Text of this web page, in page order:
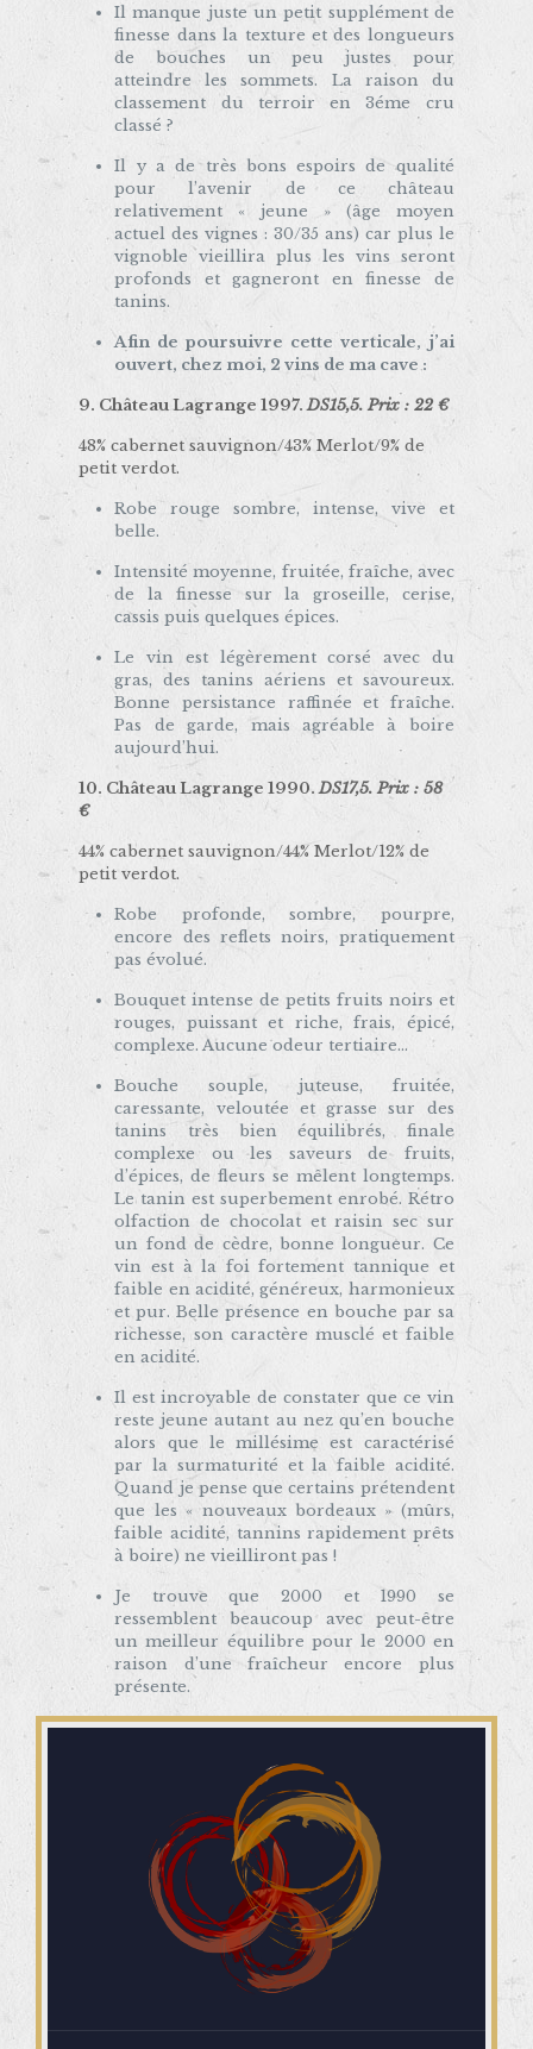
Il manque juste un petit supplément de
finesse dans la texture et des longueurs
de bouches un peu justes pour
atteindre les sommets. La raison du
classement du terroir en 3éme cru
classé ?
Il y a de très bons espoirs de qualité
pour l’avenir de ce château
relativement « jeune » (âge moyen
actuel des vignes : 30/35 ans) car plus le
vignoble vieillira plus les vins seront
profonds et gagneront en finesse de
tanins.
Afin de poursuivre cette verticale, j’ai
ouvert, chez moi, 2 vins de ma cave :
9. Château Lagrange 1997.DS15,5. Prix : 22 €
48% cabernet sauvignon/43% Merlot/9% de
petit verdot.
Robe rouge sombre, intense, vive et
belle.
Intensité moyenne, fruitée, fraîche, avec
de la finesse sur la groseille, cerise,
cassis puis quelques épices.
Le vin est légèrement corsé avec du
gras, des tanins aériens et savoureux.
Bonne persistance raffinée et fraîche.
Pas de garde, mais agréable à boire
aujourd’hui.
10. Château Lagrange 1990.DS17,5. Prix : 58
€
44% cabernet sauvignon/44% Merlot/12% de
petit verdot.
Robe profonde, sombre, pourpre,
encore des reflets noirs, pratiquement
pas évolué.
Bouquet intense de petits fruits noirs et
rouges, puissant et riche, frais, épicé,
complexe. Aucune odeur tertiaire…
Bouche souple, juteuse, fruitée,
caressante, veloutée et grasse sur des
tanins très bien équilibrés, finale
complexe ou les saveurs de fruits,
d’épices, de fleurs se mêlent longtemps.
Le tanin est superbement enrobé. Rétro
olfaction de chocolat et raisin sec sur
un fond de cèdre, bonne longueur. Ce
vin est à la foi fortement tannique et
faible en acidité, généreux, harmonieux
et pur. Belle présence en bouche par sa
richesse, son caractère musclé et faible
en acidité.
Il est incroyable de constater que ce vin
reste jeune autant au nez qu’en bouche
alors que le millésime est caractérisé
par la surmaturité et la faible acidité.
Quand je pense que certains prétendent
que les « nouveaux bordeaux » (mûrs,
faible acidité, tannins rapidement prêts
à boire) ne vieilliront pas !
Je trouve que 2000 et 1990 se
ressemblent beaucoup avec peut-être
un meilleur équilibre pour le 2000 en
raison d’une fraîcheur encore plus
présente.